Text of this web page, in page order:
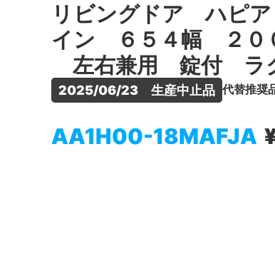
リビングドア ハピ
イン ６５４幅 ２０
左右兼用 錠付 ラ
2025/06/23　生産中止品 代替推奨
AA1H00-18MAFJA